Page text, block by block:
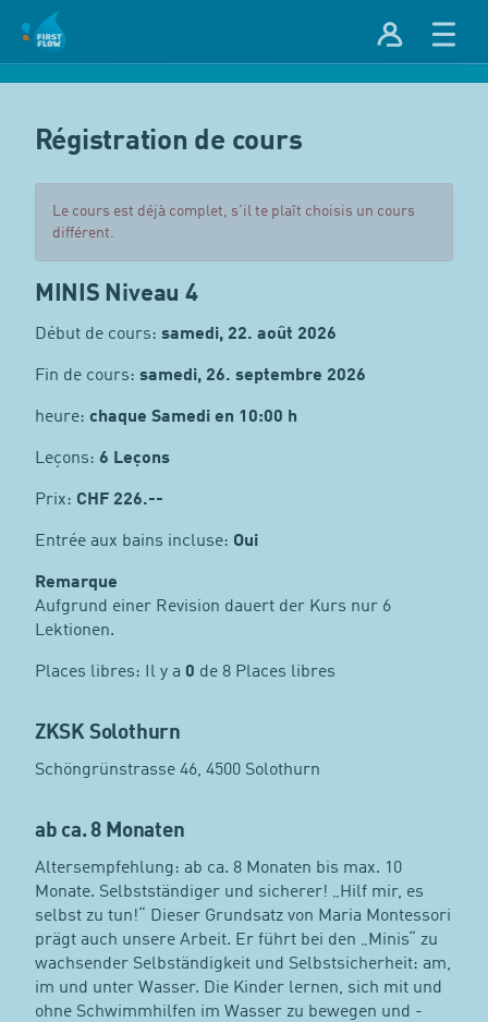
Régistration de cours
Le cours est déjà complet, s'il te plaît choisis un cours
différent.
MINIS Niveau 4
Début de cours: samedi, 22. août 2026
Fin de cours: samedi, 26. septembre 2026
heure: chaque Samedi en 10:00 h
Leçons: 6 Leçons
Prix: CHF 226.--
Entrée aux bains incluse: Oui
Remarque
Aufgrund einer Revision dauert der Kurs nur 6
Lektionen.
Places libres: Il y a 0 de 8 Places libres
ZKSK Solothurn
Schöngrünstrasse 46, 4500 Solothurn
ab ca. 8 Monaten
Altersempfehlung: ab ca. 8 Monaten bis max. 10
Monate. Selbstständiger und sicherer! „Hilf mir, es
selbst zu tun!“ Dieser Grundsatz von Maria Montessori
prägt auch unsere Arbeit. Er führt bei den „Minis“ zu
wachsender Selbständigkeit und Selbstsicherheit: am,
im und unter Wasser. Die Kinder lernen, sich mit und
ohne Schwimmhilfen im Wasser zu bewegen und -